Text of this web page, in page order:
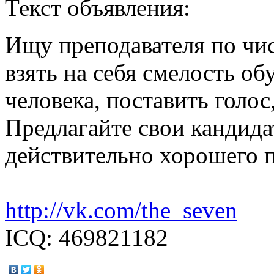
Текст объявления:
Ищу преподавателя по
взять на себя смелость
человека, поставить
Предлагайте свои
действительно хорошего
http://vk.com/the_seven
ICQ: 469821182